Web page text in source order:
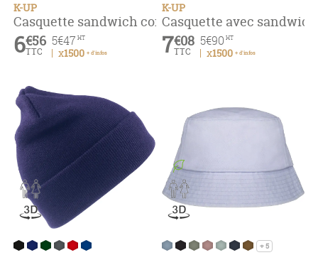
K-UP
Casquette sandwich contrasté - 5 panneaux
5€47 HT
x1500 + d'infos
6€56
TTC
K-UP
Casquette avec
5€90 HT
x1500 + d'infos
7€08
TTC
+ 5